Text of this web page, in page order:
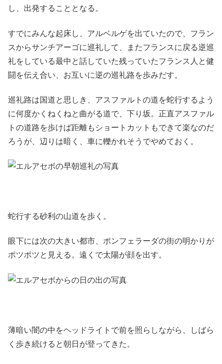
し、出発することとなる。
すでにみんな起床し、アルベルゲを出ていたので、フラン
スからサンチアーゴに巡礼して、またフランスに戻る逆巡
礼をしている最中と話していた残っていたフランス人と健
闘を伝え合い、お互いに逆の巡礼路を歩みだす。
巡礼路は国道と思しき、アスファルトの道を蛇行するよう
に何度かくねくねと曲がる道で、下り坂。正直アスファル
トの道路を歩けば距離もショートカットもできて楽なのだ
ろうが、辺りは暗く、車に轢かれそうでやめておく。
蛇行する砂利の山道を歩く。
眼下には次の大きい都市、ポンフェラーダの街の明かりが
ポツポツと見える。遠くで太陽が顔を出す。
薄暗い闇の中をヘッドライトで前を照らしながら、しばら
く歩き続けると朝日が登ってきた。